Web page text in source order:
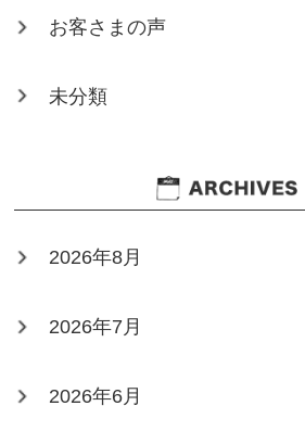
お客さまの声
未分類
2026年8月
2026年7月
2026年6月